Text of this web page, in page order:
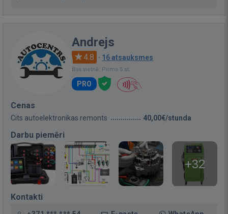
Andrejs
4.8 · 16 atsauksmes
Bija vietnē: Pirms 5 st.
PRO
Cenas
Cits autoelektronikas remonts 40,00€/stunda
Darbu piemēri
+32
Kontakti